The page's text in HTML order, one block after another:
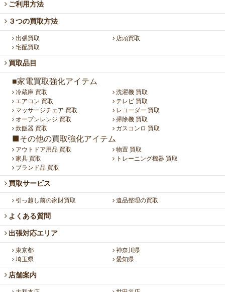
ご利用方法
３つの買取方法
出張買取
店頭買取
宅配買取
買取品目
■家電買取強化アイテム
冷蔵庫 買取
洗濯機 買取
エアコン 買取
テレビ 買取
マッサージチェア 買取
レコーダー 買取
オーブンレンジ 買取
掃除機 買取
炊飯器 買取
ガスコンロ 買取
■その他の買取強化アイテム
アウトドア用品 買取
物置 買取
家具 買取
トレーニング機器 買取
ブランド品 買取
買取サービス
引っ越し前の家財買取 遺品整理の買取
よくある質問
出張対応エリア
東京都
神奈川県
埼玉県
愛知県
店舗案内